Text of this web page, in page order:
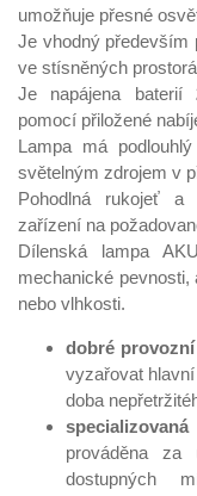
umožňuje přesné
Je vhodný především
ve stísněných
Je napájena baterií
pomocí přiložené
Lampa má
světelným zdrojem v
Pohodlná rukojeť a
zařízení na
Dílenská lampa
mechanické pevnosti,
nebo vlhkosti.
dobré
vyzařovat
doba
prováděna za
dostupných